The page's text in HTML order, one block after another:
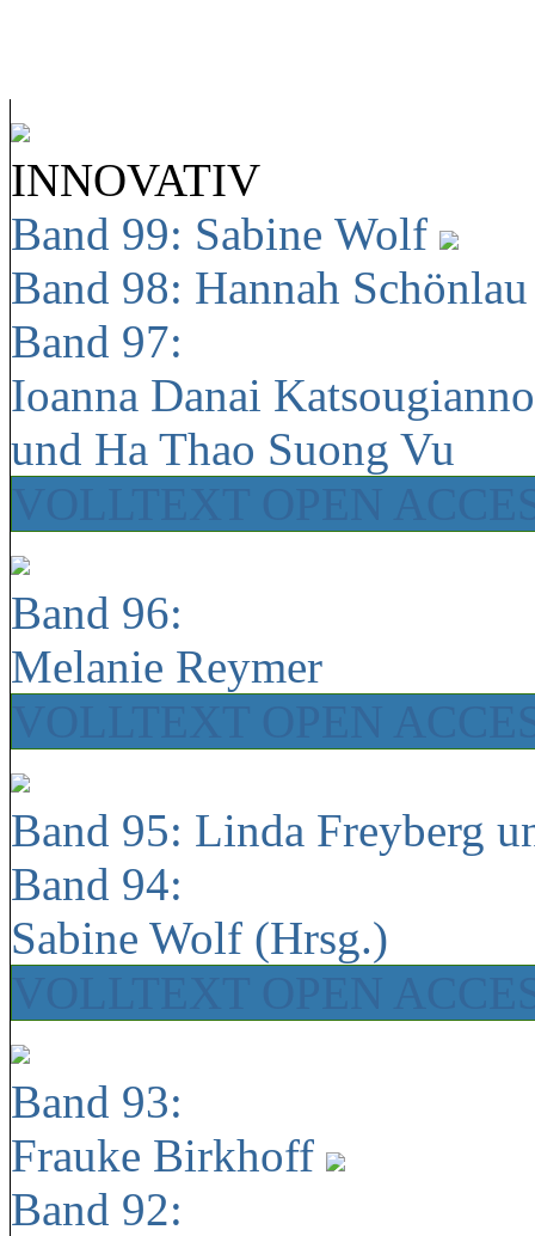
INNOVATIV
Band 99: Sabine Wolf
Band 98: Hannah
Band 97:
Ioanna Danai
und Ha Thao Suong Vu
Band 96:
Melanie Reymer
Band 95: Linda Freyberg
Band 94:
Sabine Wolf (Hrsg.)
Band 93:
Frauke Birkhoff
Band 92: